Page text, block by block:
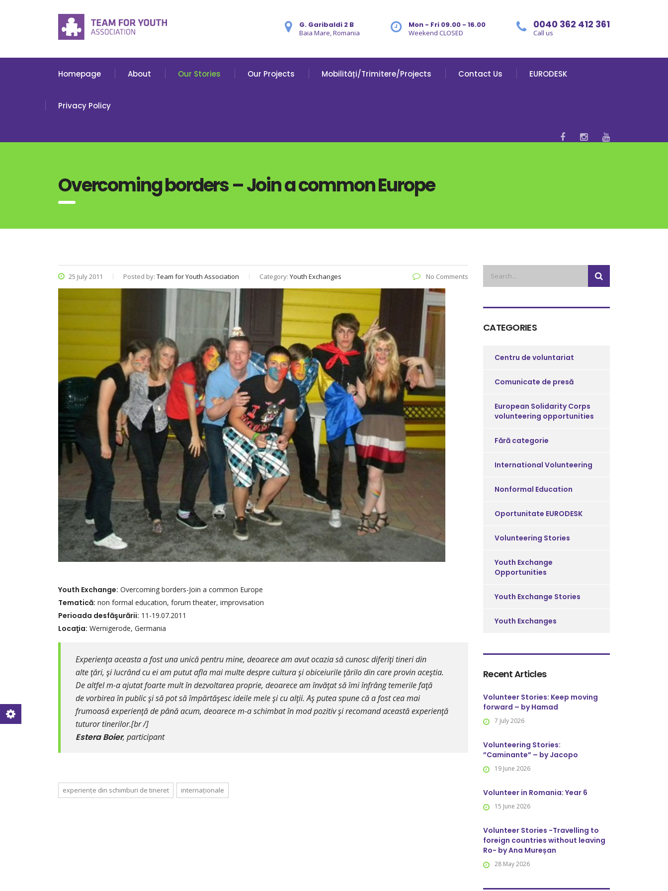
0040 362 412 361
Call us
Mon - Fri 09.00 - 16.00
Weekend CLOSED
G. Garibaldi 2 B
Baia Mare, Romania
Homepage About Our Stories Our Projects Mobilități/Trimitere/Projects Contact Us EURODESK
Privacy Policy
Overcoming borders – Join a common Europe
25 July 2011 Posted by: Team for Youth Association Category: Youth Exchanges No Comments
Youth Exchange: Overcoming borders-Join a common Europe
Tematică: non formal education, forum theater, improvisation
Perioada desfăşurării: 11-19.07.2011
Locaţia: Wernigerode, Germania
Experienţa aceasta a fost una unică pentru mine, deoarece am avut ocazia să cunosc diferiţi tineri din
alte ţări, şi lucrând cu ei am putut afla mai multe despre cultura şi obiceiurile ţărilo din care provin aceştia.
De altfel m-a ajutat foarte mult în dezvoltarea proprie, deoarece am învăţat să îmi înfrâng temerile faţă
de vorbirea în public şi să pot să împărtăşesc ideile mele şi cu alţii. Aş putea spune că a fost cea mai
frumoasă experienţă de până acum, deoarece m-a schimbat în mod pozitiv şi recomand această experienţă
tuturor tinerilor.[br /]
Estera Boier, participant
experiențe din schimburi de tineret internaționale
CATEGORIES
Centru de voluntariat
Comunicate de presă
European Solidarity Corps
volunteering opportunities
Fără categorie
International Volunteering
Nonformal Education
Oportunitate EURODESK
Volunteering Stories
Youth Exchange
Opportunities
Youth Exchange Stories
Youth Exchanges
Recent Articles
Volunteer Stories: Keep moving
forward – by Hamad
7 July 2026
Volunteering Stories:
”Caminante” – by Jacopo
19 June 2026
Volunteer in Romania: Year 6
15 June 2026
Volunteer Stories -Travelling to
foreign countries without leaving
Ro- by Ana Mureșan
28 May 2026